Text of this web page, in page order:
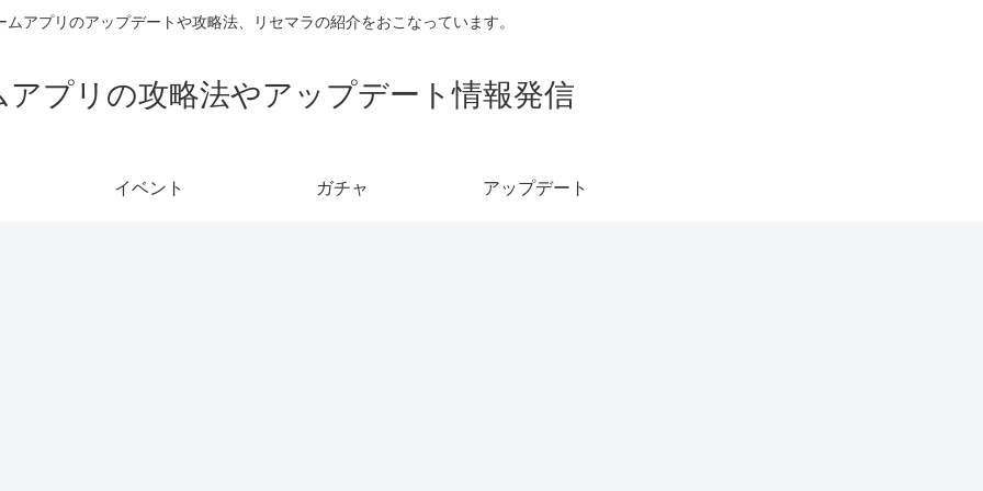
ムアプリのアップデートや攻略法、リセマラの紹介をおこなっています。
アプリの攻略法やアップデート情報発信
イベント ガチャ アップデート